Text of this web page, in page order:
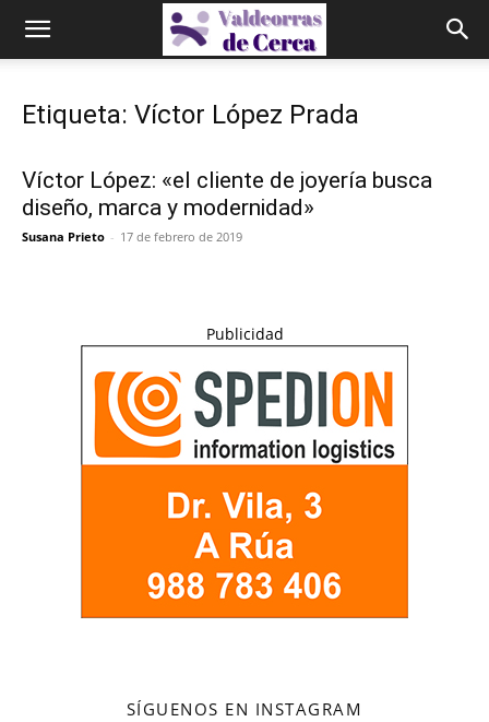
Etiqueta: Víctor López Prada
Víctor López: «el cliente de joyería busca
diseño, marca y modernidad»
Susana Prieto - 17 de febrero de 2019
Publicidad
SÍGUENOS EN INSTAGRAM